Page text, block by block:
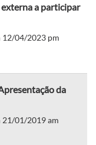
a participar
12/04/2023 pm
da
21/01/2019 am